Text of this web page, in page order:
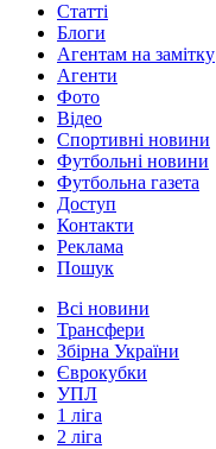
Статті
Блоги
Агентам на замітку
Агенти
Фото
Відео
Спортивні новини
Футбольні новини
Футбольна газета
Доступ
Контакти
Реклама
Пошук
Всі новини
Трансфери
Збірна України
Єврокубки
УПЛ
1 ліга
2 ліга